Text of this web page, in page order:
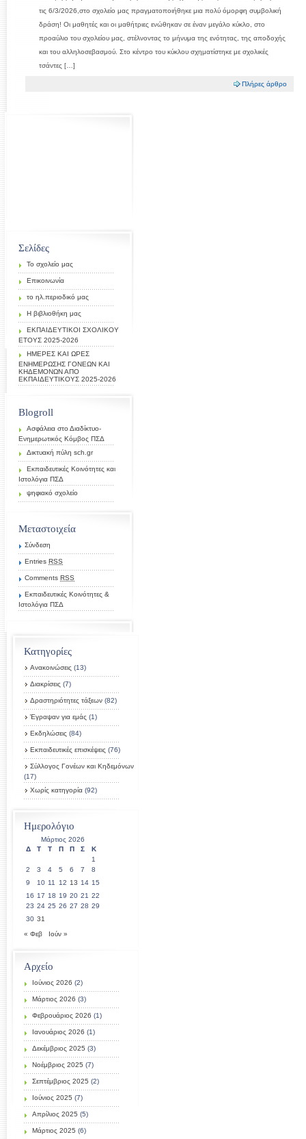
τις 6/3/2026,στο σχολείο μας πραγματοποιήθηκε μια πολύ όμορφη συμβολική
δράση! Οι μαθητές και οι μαθήτριες ενώθηκαν σε έναν μεγάλο κύκλο, στο
προαύλιο του σχολείου μας, στέλνοντας το μήνυμα της ενότητας, της αποδοχής
και του αλληλοσεβασμού. Στο κέντρο του κύκλου σχηματίστηκε με σχολικές
τσάντες […]
Πλήρες άρθρο
Κατηγορίες
Ανακοινώσεις (13)
Διακρίσεις (7)
Δραστηριότητες τάξεων (82)
Έγραψαν για εμάς (1)
Εκδηλώσεις (84)
Εκπαιδευτικές επισκέψεις (76)
Σύλλογος Γονέων και Κηδεμόνων
(17)
Χωρίς κατηγορία (92)
Ημερολόγιο
Μάρτιος 2026
Δ
Τ Τ Π Π Σ
Κ
1
2
3 4 5 6 7
8
9
10 11 12 13 14 15
16 17 18 19 20 21 22
23 24 25 26 27 28 29
30 31
« Φεβ
Ιούν »
Αρχείο
Ιούνιος 2026 (2)
Μάρτιος 2026 (3)
Φεβρουάριος 2026 (1)
Ιανουάριος 2026 (1)
Δεκέμβριος 2025 (3)
Νοέμβριος 2025 (7)
Σεπτέμβριος 2025 (2)
Ιούνιος 2025 (7)
Απρίλιος 2025 (5)
Μάρτιος 2025 (6)
Σελίδες
Το σχολείο μας
Επικοινωνία
το ηλ.περιοδικό μας
Η βιβλιοθήκη μας
ΕΚΠΑΙΔΕΥΤΙΚΟΙ ΣΧΟΛΙΚΟΥ
ΕΤΟΥΣ 2025-2026
ΗΜΕΡΕΣ ΚΑΙ ΩΡΕΣ
ΕΝΗΜΕΡΩΣΗΣ ΓΟΝΕΩΝ ΚΑΙ
ΚΗΔΕΜΟΝΩΝ ΑΠΟ
ΕΚΠΑΙΔΕΥΤΙΚΟΥΣ 2025-2026
Blogroll
Ασφάλεια στο Διαδίκτυο-
Ενημερωτικός Κόμβος ΠΣΔ
Δικτυακή πύλη sch.gr
Εκπαιδευτικές Κοινότητες και
Ιστολόγια ΠΣΔ
ψηφιακό σχολείο
Μεταστοιχεία
Σύνδεση
Entries RSS
Comments RSS
Εκπαιδευτικές Κοινότητες &
Ιστολόγια ΠΣΔ